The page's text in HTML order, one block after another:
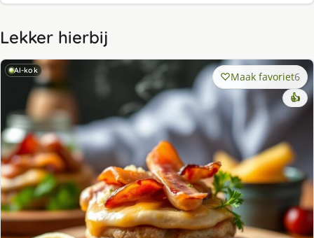
Lekker hierbij
AI-kok Maak favoriet6
👍